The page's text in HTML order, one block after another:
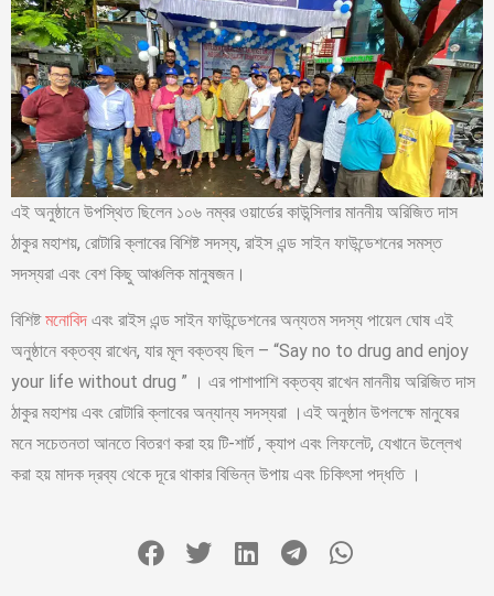
এই অনুষ্ঠানে উপস্থিত ছিলেন ১০৬ নম্বর ওয়ার্ডের কাউন্সিলার মাননীয় অরিজিত দাস
ঠাকুর মহাশয়, রোটারি ক্লাবের বিশিষ্ট সদস্য, রাইস এন্ড সাইন ফাউন্ডেশনের সমস্ত
সদস্যরা এবং বেশ কিছু আঞ্চলিক মানুষজন।
বিশিষ্টমনোবিদ এবং রাইস এন্ড সাইন ফাউন্ডেশনের অন্যতম সদস্য পায়েল ঘোষ এই
অনুষ্ঠানে বক্তব্য রাখেন, যার মূল বক্তব্য ছিল – “Say no to drug and enjoy
your life without drug ” । এর পাশাপাশি বক্তব্য রাখেন মাননীয় অরিজিত দাস
ঠাকুর মহাশয় এবং রোটারি ক্লাবের অন্যান্য সদস্যরা ।এই অনুষ্ঠান উপলক্ষে মানুষের
মনে সচেতনতা আনতে বিতরণ করা হয় টি-শার্ট , ক্যাপ এবং লিফলেট, যেখানে উল্লেখ
করা হয় মাদক দ্রব্য থেকে দূরে থাকার বিভিন্ন উপায় এবং চিকিৎসা পদ্ধতি ।